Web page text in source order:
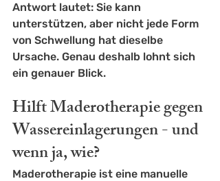
Antwort lautet: Sie kann
unterstützen, aber nicht jede Form
von Schwellung hat dieselbe
Ursache. Genau deshalb lohnt sich
ein genauer Blick.
Hilft Maderotherapie gegen
Wassereinlagerungen - und
wenn ja, wie?
Maderotherapie ist eine manuelle